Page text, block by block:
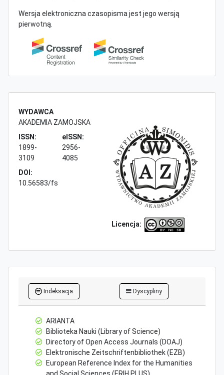
Wersja elektroniczna czasopisma jest jego wersją
pierwotną.
WYDAWCA
AKADEMIA ZAMOJSKA
ISSN:
1899-
3109
eISSN:
2956-
4085
DOI:
10.56583/fs
Licencja:
Indeksacja Dyscypliny
ARIANTA
Biblioteka Nauki (Library of Science)
Directory of Open Access Journals (DOAJ)
Elektronische Zeitschriftenbibliothek (EZB)
European Reference Index for the Humanities
and Social Sciences (ERIH PLUS)